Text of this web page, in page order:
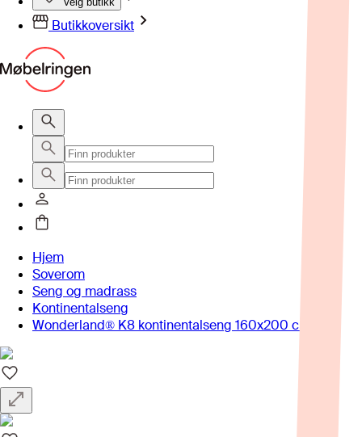
Butikkoversikt
Hjem
Soverom
Seng og madrass
Kontinentalseng
Wonderland® K8 kontinentalseng 160x200 cm